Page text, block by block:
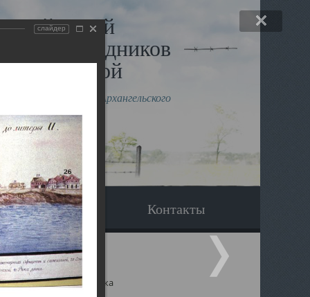
музей
и исповедников
митрополита Архангельского
Вопрос-ответ Контакты
собор Архангельска
слайдер